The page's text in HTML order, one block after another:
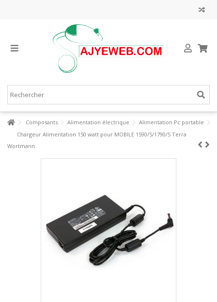
Composants Alimentation électrique
Alimentation Pc portable
Chargeur Alimentation 150 watt pour MOBILE 1590/S/1790/S Terra
Wortmann